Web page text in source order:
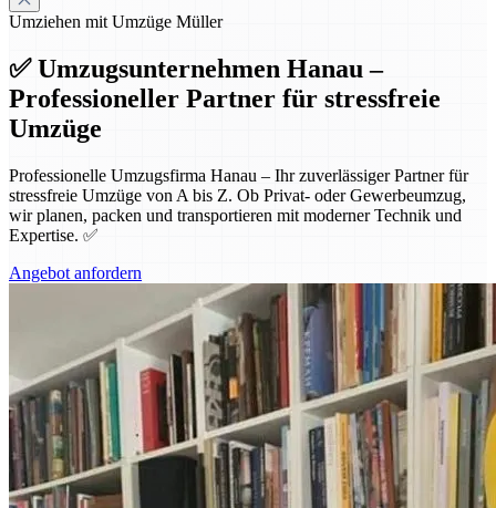
Umziehen mit Umzüge Müller
✅ Umzugsunternehmen Hanau –
Professioneller Partner für stressfreie
Umzüge
Professionelle Umzugsfirma Hanau – Ihr zuverlässiger Partner für
stressfreie Umzüge von A bis Z. Ob Privat- oder Gewerbeumzug,
wir planen, packen und transportieren mit moderner Technik und
Expertise. ✅
Angebot anfordern